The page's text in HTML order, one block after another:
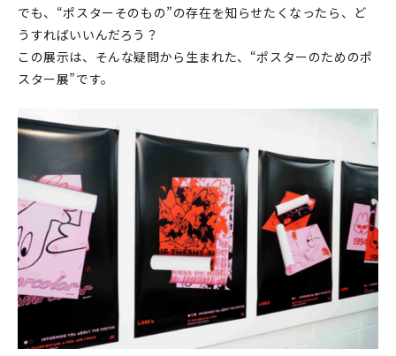
在庫限り
おすすめ特集
イベント・ワークショップ
ギャラリー
おしらせ
でも、“ポスターそのもの”の存在を知らせたくなったら、ど
うすればいいんだろう？
この展示は、そんな疑問から生まれた、“ポスターのためのポ
スター展”です。